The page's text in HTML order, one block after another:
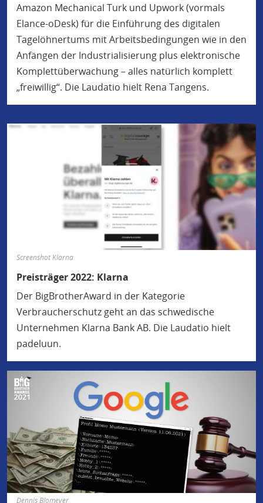
Amazon Mechanical Turk und Upwork (vormals
Elance-oDesk) für die Einführung des digitalen
Tagelöhnertums mit Arbeitsbedingungen wie in den
Anfängen der Industrialisierung plus elektronische
Komplettüberwachung – alles natürlich komplett
„freiwillig“. Die Laudatio hielt Rena Tangens.
Preisträger 2022: Klarna
Screenshot Klarna
Der BigBrotherAward in der Kategorie
Verbraucherschutz geht an das schwedische
Unternehmen Klarna Bank AB. Die Laudatio hielt
padeluun.
Dennis Blomeyer